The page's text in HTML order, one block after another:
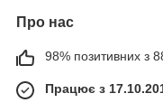
Про нас
98% позитивних з 88
Працює з